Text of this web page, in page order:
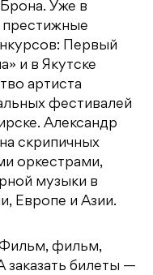
Уже в
престижные
Первый
и в Якутске
артиста
фестивалей
Александр
скрипичных
оркестрами,
музыки в
Европе и Азии.
фильм,
заказать билеты —